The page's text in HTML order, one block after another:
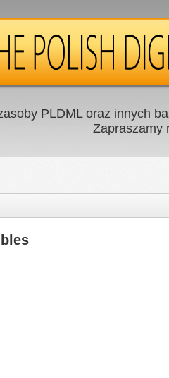
PLDML oraz innych
Zapraszamy